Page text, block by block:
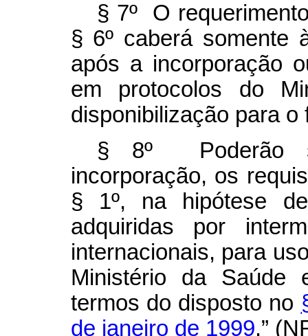
§ 7º O
§ 6º caberá somente
após a incorporação
em protocolos do
disponibilização para o
§ 8º Poderão
incorporação, os
§ 1º, na hipótese
adquiridas por
internacionais, para
Ministério da Saúde
termos do disposto no
de janeiro de 1999.”